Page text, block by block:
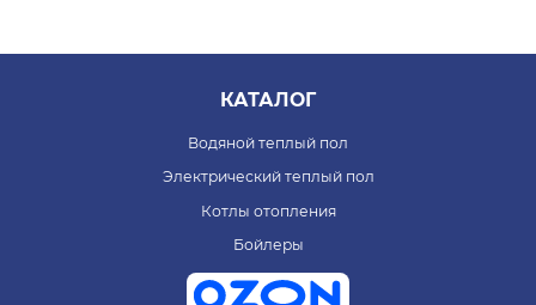
КАТАЛОГ
Водяной теплый пол
Электрический теплый пол
Котлы отопления
Бойлеры